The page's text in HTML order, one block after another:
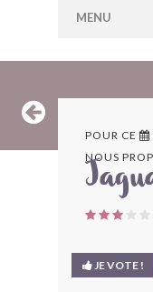
MENU
LES
LE
POUR CE
NOUS
JE VOTE !